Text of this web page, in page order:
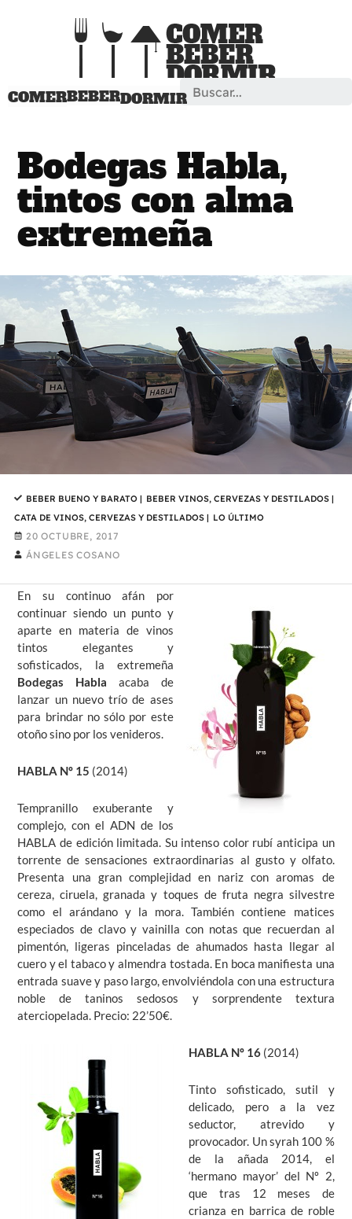
COMERBEBERDORMIR
Search
Bodegas Habla,
tintos con alma
extremeña
BEBER BUENO Y BARATO| BEBER VINOS, CERVEZAS Y DESTILADOS|
CATA DE VINOS, CERVEZAS Y DESTILADOS| LO ÚLTIMO
20 OCTUBRE, 2017
ÁNGELES COSANO
En su continuo afán por
continuar siendo un punto y
aparte en materia de vinos
tintos elegantes y
sofisticados, la extremeña
Bodegas Habla acaba de
lanzar un nuevo trío de ases
para brindar no sólo por este
otoño sino por los venideros.
HABLA Nº 15 (2014)
Tempranillo exuberante y
complejo, con el ADN de los
HABLA de edición limitada. Su intenso color rubí anticipa un
torrente de sensaciones extraordinarias al gusto y olfato.
Presenta una gran complejidad en nariz con aromas de
cereza, ciruela, granada y toques de fruta negra silvestre
como el arándano y la mora. También contiene matices
especiados de clavo y vainilla con notas que recuerdan al
pimentón, ligeras pinceladas de ahumados hasta llegar al
cuero y el tabaco y almendra tostada. En boca manifiesta una
entrada suave y paso largo, envolviéndola con una estructura
noble de taninos sedosos y sorprendente textura
aterciopelada. Precio: 22’50€.
HABLA Nº 16 (2014)
Tinto sofisticado, sutil y
delicado, pero a la vez
seductor, atrevido y
provocador. Un syrah 100 %
de la añada 2014, el
‘hermano mayor’ del Nº 2,
que tras 12 meses de
crianza en barrica de roble